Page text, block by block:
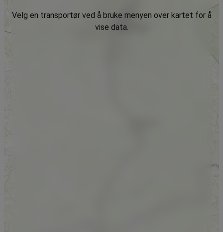
Velg en transportør ved å bruke menyen over kartet for å
vise data.